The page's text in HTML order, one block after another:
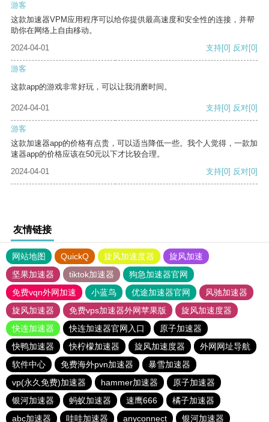
游客
这款加速器VPM应用程序可以给你提供最高速度和安全性的连接，并帮
助你在网络上自由移动。
2024-04-01
支持[0] 反对[0]
游客
这款app的游戏非常好玩，可以让我消磨时间。
2024-04-01 支持[0] 反对[0]
游客
这款加速器app的价格有点贵，可以适当降低一些。我个人觉得，一款加
速器app的价格应该在50元以下才比较合理。
2024-04-01
支持[0] 反对[0]
友情链接
网站地图 QuickQ 旋风加速度器
旋风加速
坚果加速器
tiktok加速器
狗急加速器官网
免费vqn外网加速
小蓝鸟 优途加速器官网
风驰加速器
旋风加速器
免费vps加速器外网苹果版
旋风加速度器
快连加速器
快连加速器官网入口
原子加速器
快鸭加速器
快柠檬加速器 旋风加速度器
外网网址导航
软件中心
免费海外pvn加速器
暴雪加速器
vp(永久免费)加速器
hammer加速器
原子加速器
银河加速器
蚂蚁加速器 速鹰666
橘子加速器
abc加速器
哇哇加速器 anyconnect 银河加速器